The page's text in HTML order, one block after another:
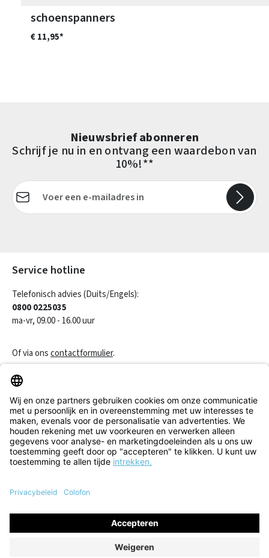
schoenspanners
€ 11,95*
Nieuwsbrief abonneren
Schrijf je nu in en ontvang een waardebon van
10%!**
E-mailadres*
Service hotline
Telefonisch advies (Duits/Engels):
0800 0225035
ma-vr, 09.00 - 16.00 uur
Of via onscontactformulier.
Klantenservice
Informatie
Alle prijzen incl. btw plusverzendkosten